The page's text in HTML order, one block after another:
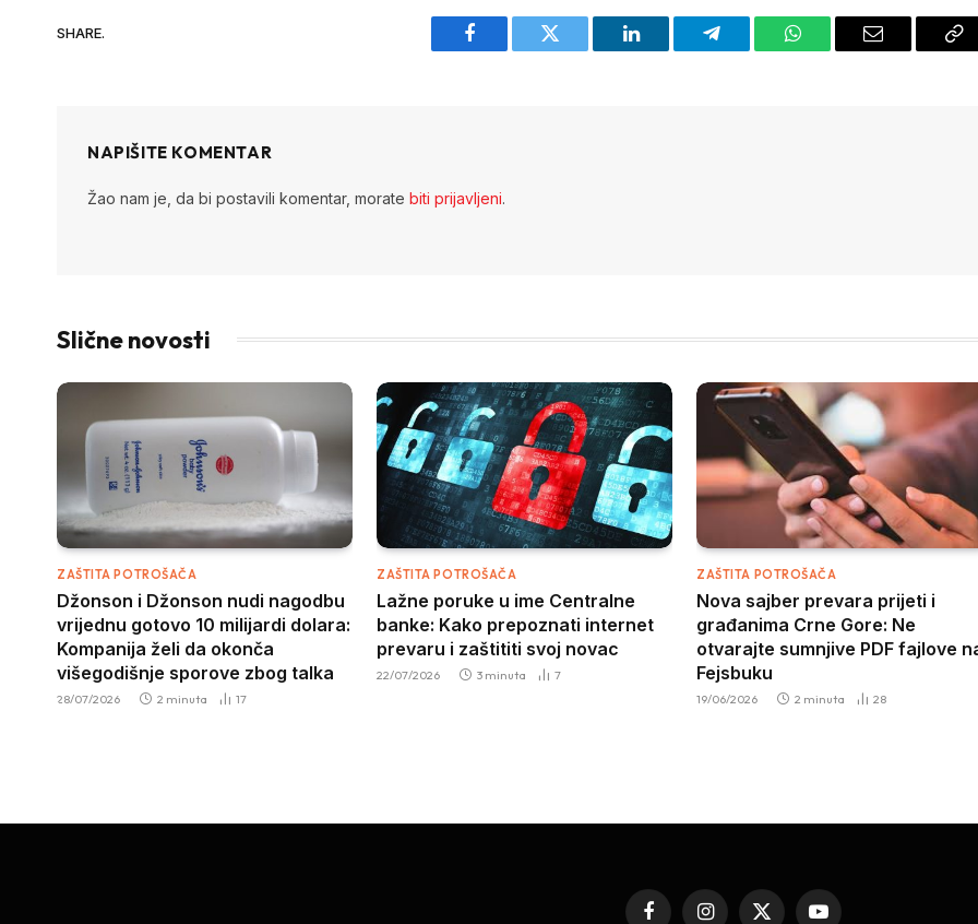
SHARE.
Facebook Twitter LinkedIn Telegram WhatsAppEmail
NAPIŠITE KOMENTAR
Žao nam je, da bi postavili komentar, morate biti prijavljeni.
Slične novosti
ZAŠTITA POTROŠAČA
Džonson i Džonson nudi nagodbu
vrijednu gotovo 10 milijardi dolara:
Kompanija želi da okonča
višegodišnje sporove zbog talka
28/07/2026 2 minuta 17
ZAŠTITA POTROŠAČA
Lažne poruke u ime Centralne
banke: Kako prepoznati internet
prevaru i zaštititi svoj novac
22/07/2026 3 minuta 7
ZAŠTITA POTROŠAČA
Nova sajber prevara prijeti i
građanima Crne Gore: Ne
otvarajte sumnjive PDF fajlove
Fejsbuku
19/06/2026 2 minuta 28
FacebookInstagram
X YouTube